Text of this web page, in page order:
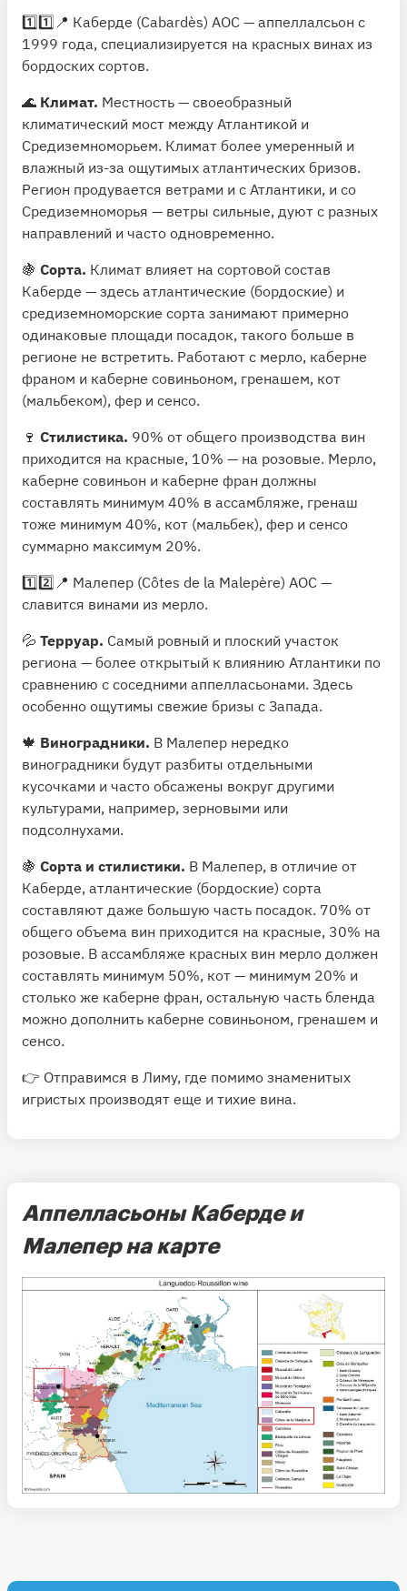
1️⃣1️⃣📍 Каберде (Cabardès) АОС — аппеллалсьон с
1999 года, специализируется на красных винах из
бордоских сортов.
🌊 Климат. Местность — своеобразный
климатический мост между Атлантикой и
Средиземноморьем. Климат более умеренный и
влажный из-за ощутимых атлантических бризов.
Регион продувается ветрами и с Атлантики, и со
Средиземноморья — ветры сильные, дуют с разных
направлений и часто одновременно.
🍇 Сорта. Климат влияет на сортовой состав
Каберде — здесь атлантические (бордоские) и
средиземноморские сорта занимают примерно
одинаковые площади посадок, такого больше в
регионе не встретить. Работают с мерло, каберне
франом и каберне совиньоном, гренашем, кот
(мальбеком), фер и сенсо.
🍷 Стилистика. 90% от общего производства вин
приходится на красные, 10% — на розовые. Мерло,
каберне совиньон и каберне фран должны
составлять минимум 40% в ассамбляже, гренаш
тоже минимум 40%, кот (мальбек), фер и сенсо
суммарно максимум 20%.
1️⃣2️⃣📍 Малепер (Côtes de la Malepère) АОС —
славится винами из мерло.
💦 Терруар. Самый ровный и плоский участок
региона — более открытый к влиянию Атлантики по
сравнению с соседними аппелласьонами. Здесь
особенно ощутимы свежие бризы с Запада.
🍁 Виноградники. В Малепер нередко
виноградники будут разбиты отдельными
кусочками и часто обсажены вокруг другими
культурами, например, зерновыми или
подсолнухами.
🍇 Сорта и стилистики. В Малепер, в отличие от
Каберде, атлантические (бордоские) сорта
составляют даже большую часть посадок. 70% от
общего объема вин приходится на красные, 30% на
розовые. В ассамбляже красных вин мерло должен
составлять минимум 50%, кот — минимум 20% и
столько же каберне фран, остальную часть бленда
можно дополнить каберне совиньоном, гренашем и
сенсо.
👉 Отправимся в Лиму, где помимо знаменитых
игристых производят еще и тихие вина.
Аппелласьоны Каберде и
Малепер на карте